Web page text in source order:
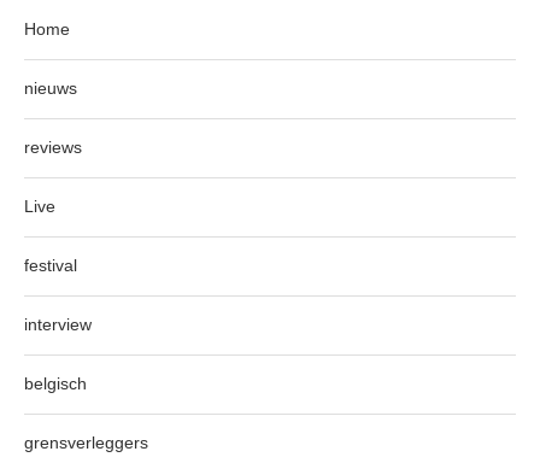
Home
nieuws
reviews
Live
festival
interview
belgisch
grensverleggers